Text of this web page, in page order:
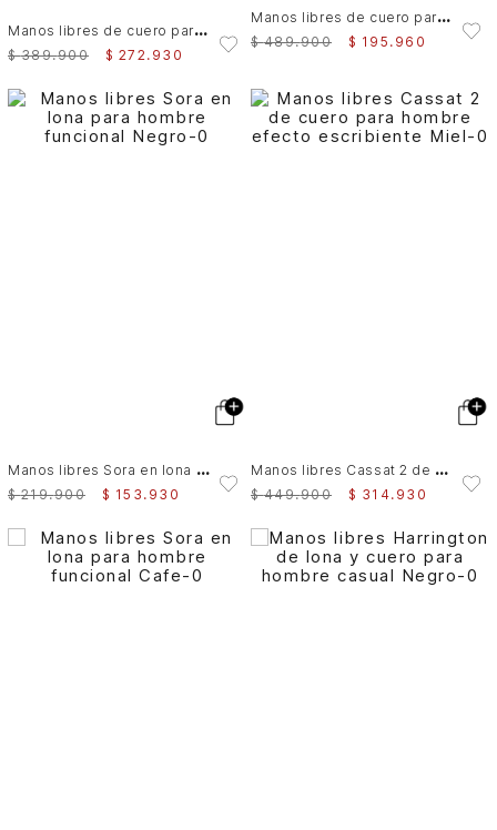
M
anos libres de cuero para hombre Grecia 2
$ 389.900 $ 272 . 930
M
anos libres de cuero para hombre Hazel
$ 489.900 $ 195 . 960
M
anos libres Sora en lona para hombre funcional
$ 219.900 $ 153 . 930
M
anos libres Cassat 2 de cuero para hombre efecto escribiente
$ 449.900 $ 314. 930